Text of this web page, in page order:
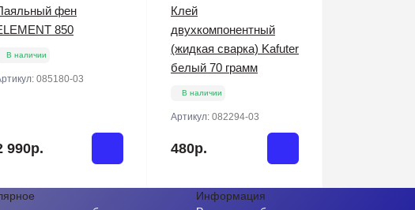
фен
850
В наличии
085180-03
990р.
Клей
двухкомпонентный
(жидкая сварка) Kafuter
белый 70 грамм
В наличии
Артикул: 082294-03
480р.
Информация